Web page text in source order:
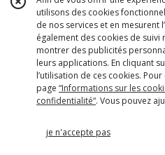
utilisons des cookies
de nos services et en mesurent
également des cookies de
montrer des publicités
leurs applications. En cliquant
l’utilisation de ces cookies.
page “Informations sur les
confidentialité“. Vous pouvez
je n'accepte pas